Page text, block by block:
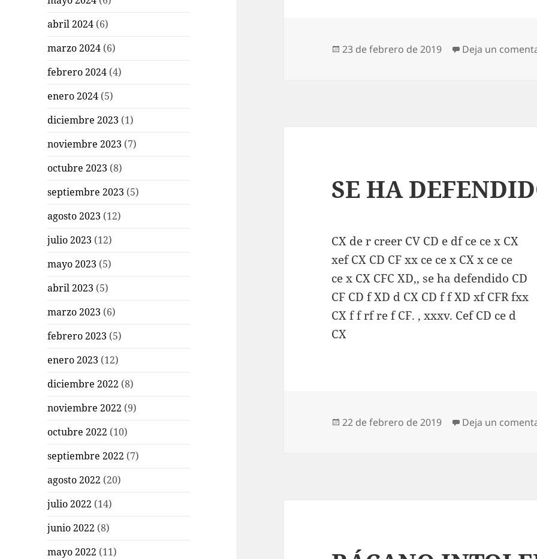
abril 2024 (6)
marzo 2024 (6)
febrero 2024 (4)
enero 2024 (5)
diciembre 2023 (1)
noviembre 2023 (7)
octubre 2023 (8)
septiembre 2023 (5)
agosto 2023 (12)
julio 2023 (12)
mayo 2023 (5)
abril 2023 (5)
marzo 2023 (6)
febrero 2023 (5)
enero 2023 (12)
diciembre 2022 (8)
noviembre 2022 (9)
octubre 2022 (10)
septiembre 2022 (7)
agosto 2022 (20)
julio 2022 (14)
junio 2022 (8)
mayo 2022 (11)
Publicado
23 de febrero de 2019 Deja un
SE HA
CX de r creer CV CD e df ce ce x CX
xef CX CD CF xx ce ce x CX x ce ce
ce x CX CFC XD,, se ha defendido CD
CF CD f XD d CX CD f f XD xf CFR fxx
CX f f rf re f CF. , xxxv. Cef CD ce d
CX
Publicado
22 de febrero de 2019 Deja un